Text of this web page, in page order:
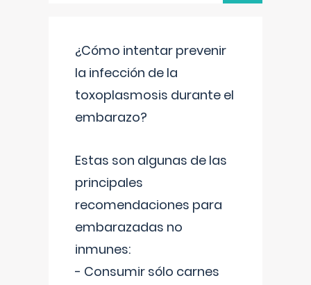
¿Cómo intentar prevenir
la infección de la
toxoplasmosis durante el
embarazo?
Estas son algunas de las
principales
recomendaciones para
embarazadas no
inmunes:
- Consumir sólo carnes